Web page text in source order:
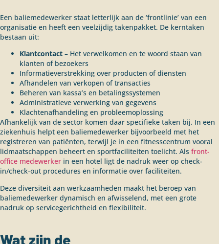
Een baliemedewerker staat letterlijk aan de ‘frontlinie’ van een
organisatie en heeft een veelzijdig takenpakket. De kerntaken
bestaan uit:
Klantcontact – Het verwelkomen en te woord staan van
klanten of bezoekers
Informatieverstrekking over producten of diensten
Afhandelen van verkopen of transacties
Beheren van kassa’s en betalingssystemen
Administratieve verwerking van gegevens
Klachtenafhandeling en probleemoplossing
Afhankelijk van de sector komen daar specifieke taken bij. In een
ziekenhuis helpt een baliemedewerker bijvoorbeeld met het
registreren van patiënten, terwijl je in een fitnesscentrum vooral
lidmaatschappen beheert en sportfaciliteiten toelicht. Als front-
office medewerker in een hotel ligt de nadruk weer op check-
in/check-out procedures en informatie over faciliteiten.
Deze diversiteit aan werkzaamheden maakt het beroep van
baliemedewerker dynamisch en afwisselend, met een grote
nadruk op servicegerichtheid en flexibiliteit.
Wat zijn de